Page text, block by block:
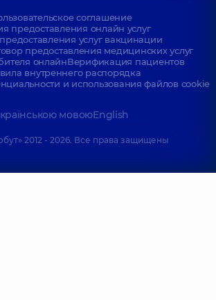
соглашение
предоставления онлайн услуг
услуг вакцинации
предоставления медицинских услуг
онлайнВерификация пациентов
внутреннего распорядка
и использования файлов cookie
мовоюEnglish
2012 - 2026. Все права защищены